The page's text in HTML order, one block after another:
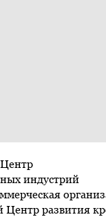
индустрий
развития